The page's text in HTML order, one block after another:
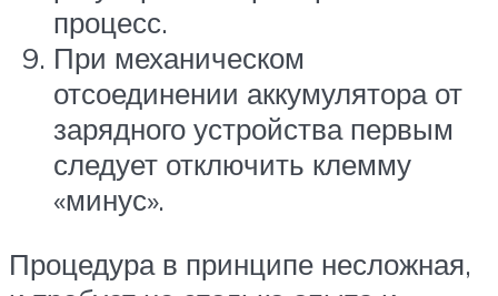
процесс.
При механическом
отсоединении аккумулятора от
зарядного устройства первым
следует отключить клемму
«минус».
Процедура в принципе несложная,